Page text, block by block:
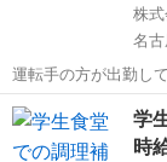
株
名
運転手の方が出勤し
ただきます。 未経験
慣れてくれば簡単な
ます。 平日のみ、週
愛知 名古屋市
学
時